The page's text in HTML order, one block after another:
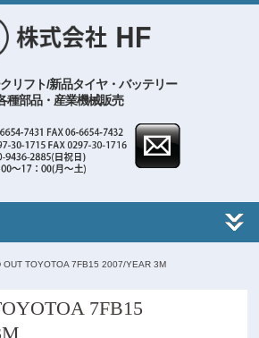
リフト/新品タイヤ・バッテリー
種部品・産業機械販売
OUT TOYOTOA 7FB15 2007/YEAR 3M
7FB15